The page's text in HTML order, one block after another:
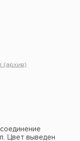
(архив)
Цвет выведен